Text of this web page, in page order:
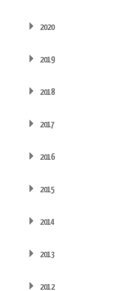
2020
2019
2018
2017
2016
2015
2014
2013
2012